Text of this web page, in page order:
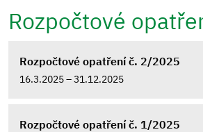
Rozpočtové
Rozpočtové opatření č. 2/2025
16.3.2025 – 31.12.2025
Rozpočtové opatření č. 1/2025